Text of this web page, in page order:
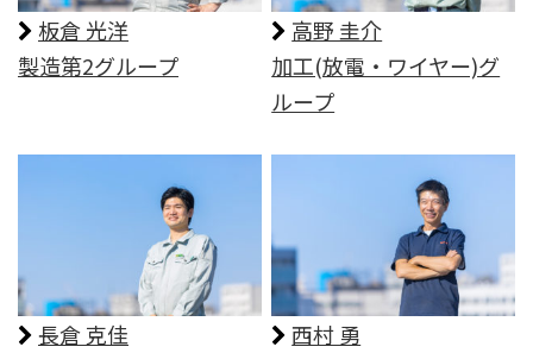
板倉 光洋
製造第2グループ
⾼野 圭介
加工(放電・ワイヤー)グ
ループ
⻑倉 克佳
⻄村 勇